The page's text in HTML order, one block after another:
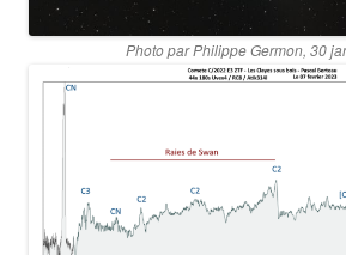
Photo par Philippe Germon, 30